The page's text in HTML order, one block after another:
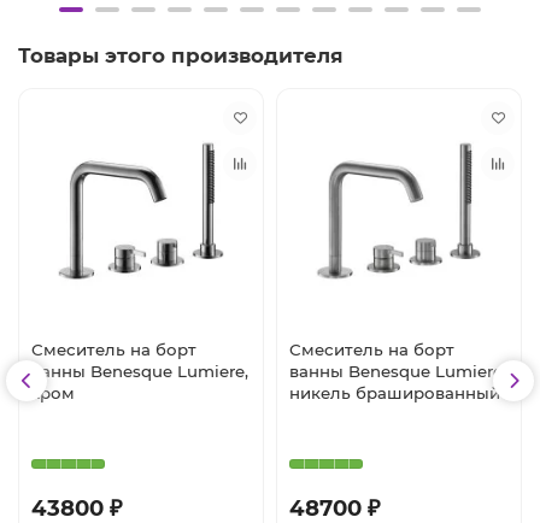
Товары этого производителя
Смеситель на борт
ванны Benesque Lumiere,
хром
43800 ₽
Смеситель на борт
ванны Benesque Lumiere,
никель брашированный
48700 ₽